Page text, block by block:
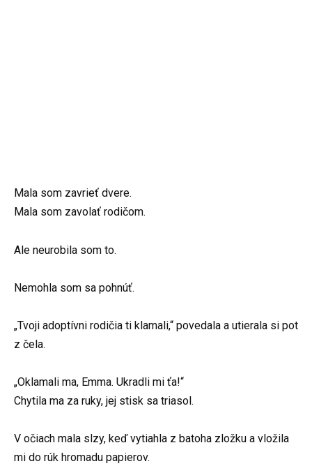
Mala som zavrieť dvere.
Mala som zavolať rodičom.
Ale neurobila som to.
Nemohla som sa pohnúť.
„Tvoji adoptívni rodičia ti klamali,“ povedala a utierala si pot
z čela.
„Oklamali ma, Emma. Ukradli mi ťa!“
Chytila ma za ruky, jej stisk sa triasol.
V očiach mala slzy, keď vytiahla z batoha zložku a vložila
mi do rúk hromadu papierov.